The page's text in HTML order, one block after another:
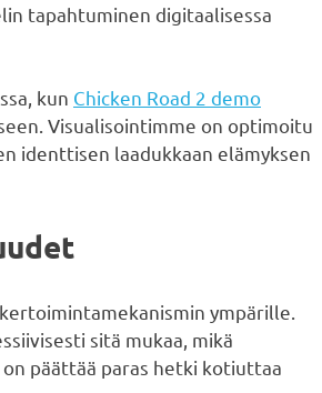
tapahtuminen digitaalisessa
kun Chicken Road 2 demo
Visualisointimme on optimoitu
identtisen laadukkaan elämyksen
ympärille.
sitä mukaa, mikä
päättää paras hetki kotiuttaa